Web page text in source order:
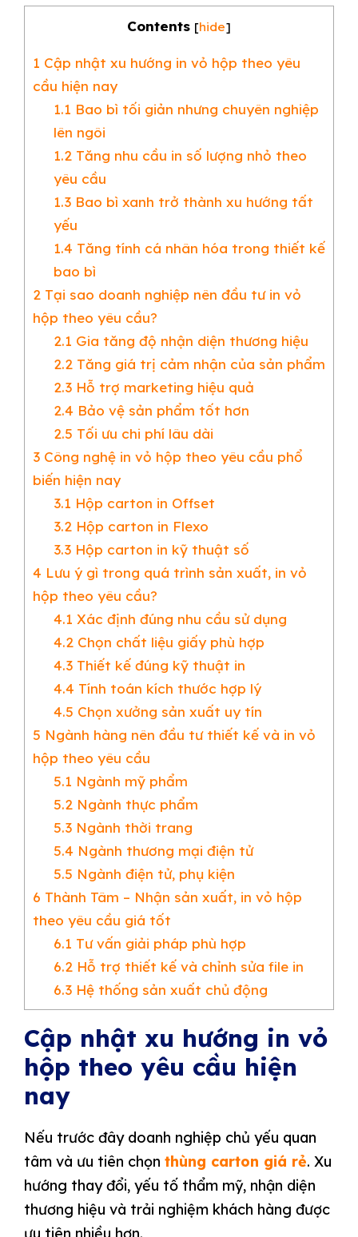
Contents [hide]
1 Cập nhật xu hướng in vỏ hộp theo yêu
cầu hiện nay
1.1 Bao bì tối giản nhưng chuyên nghiệp
lên ngôi
1.2Tăng nhu cầu in số lượng nhỏ theo
yêu cầu
1.3Bao bì xanh trở thành xu hướng tất
yếu
1.4 Tăng tính cá nhân hóa trong thiết kế
bao bì
2 Tại sao doanh nghiệp nên đầu tư in vỏ
hộp theo yêu cầu?
2.1 Gia tăng độ nhận diện thương hiệu
2.2Tăng giá trị cảm nhận của sản phẩm
2.3Hỗ trợ marketing hiệu quả
2.4 Bảo vệ sản phẩm tốt hơn
2.5 Tối ưu chi phí lâu dài
3 Công nghệ in vỏ hộp theo yêu cầu phổ
biến hiện nay
3.1 Hộp carton in Offset
3.2Hộp carton in Flexo
3.3Hộp carton in kỹ thuật số
4 Lưu ý gì trong quá trình sản xuất, in vỏ
hộp theo yêu cầu?
4.1 Xác định đúng nhu cầu sử dụng
4.2Chọn chất liệu giấy phù hợp
4.3Thiết kế đúng kỹ thuật in
4.4 Tính toán kích thước hợp lý
4.5 Chọn xưởng sản xuất uy tín
5 Ngành hàng nên đầu tư thiết kế và in vỏ
hộp theo yêu cầu
5.1 Ngành mỹ phẩm
5.2Ngành thực phẩm
5.3Ngành thời trang
5.4 Ngành thương mại điện tử
5.5 Ngành điện tử, phụ kiện
6 Thành Tâm – Nhận sản xuất, in vỏ hộp
theo yêu cầu giá tốt
6.1 Tư vấn giải pháp phù hợp
6.2Hỗ trợ thiết kế và chỉnh sửa file in
6.3Hệ thống sản xuất chủ động
Cập nhật xu hướng in vỏ
hộp theo yêu cầu hiện
nay
Nếu trước đây doanh nghiệp chủ yếu quan
tâm và ưu tiên chọn thùng carton giá rẻ. Xu
hướng thay đổi, yếu tố thẩm mỹ, nhận diện
thương hiệu và trải nghiệm khách hàng được